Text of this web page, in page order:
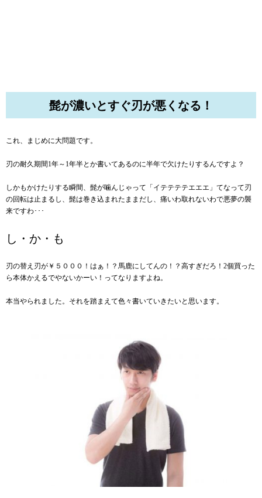
髭が濃いとすぐ刃が悪くなる！
これ、まじめに大問題です。
刃の耐久期間1年～1年半とか書いてあるのに半年で欠けたりするんですよ？
しかもかけたりする瞬間、髭が噛んじゃって「イテテテテエエエ」てなって刃
の回転は止まるし、髭は巻き込まれたままだし、痛いわ取れないわで悪夢の襲
来ですわ･･･
し・か・も
刃の替え刃が￥５０００！はぁ！？馬鹿にしてんの！？高すぎだろ！2個買った
ら本体かえるでやないかーい！ってなりますよね。
本当やられました。それを踏まえて色々書いていきたいと思います。